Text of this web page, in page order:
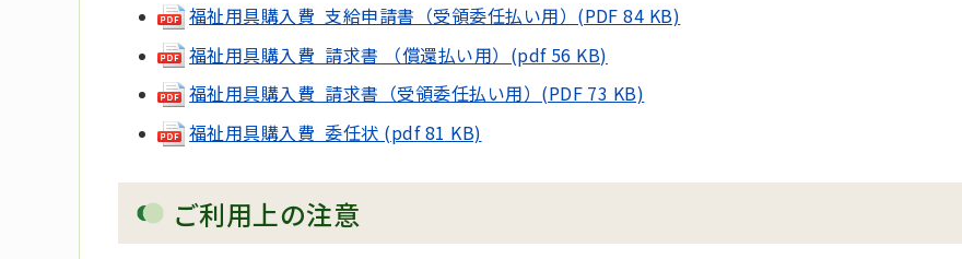
福祉用具購入費 支給申請書（受領委任払い用）(PDF 84 KB)
福祉用具購入費 請求書 （償還払い用）(pdf 56 KB)
福祉用具購入費 請求書（受領委任払い用）(PDF 73 KB)
福祉用具購入費 委任状 (pdf 81 KB)
ご利用上の注意